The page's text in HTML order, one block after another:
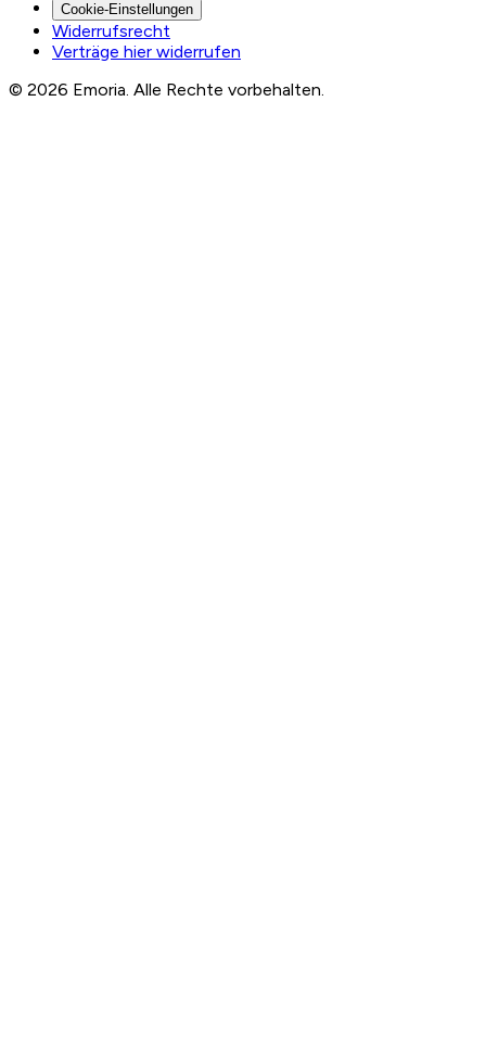
Cookie-Einstellungen
Widerrufsrecht
Verträge hier widerrufen
© 2026 Emoria. Alle Rechte vorbehalten.